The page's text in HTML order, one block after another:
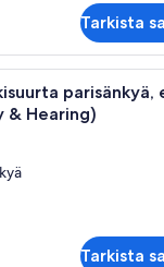
Tarkista
parisänkyä,
& Hearing)
Tarkista